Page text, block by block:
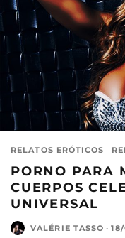
RELATOS ERÓTICOS
PORNO PARA
CUERPOS
UNIVERSAL
VALÉRIE TASSO ·